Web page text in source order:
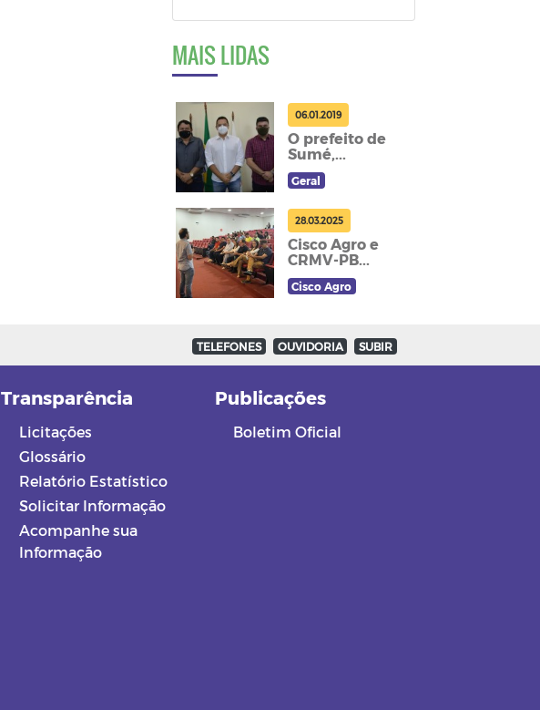
MAIS LIDAS
06.01.2019
O prefeito de
Sumé,...
Geral
28.03.2025
Cisco Agro e
CRMV-PB...
Cisco Agro
TELEFONES OUVIDORIA SUBIR
Transparência
Licitações
Glossário
Relatório Estatístico
Solicitar Informação
Acompanhe sua
Informação
Publicações
Boletim Oficial